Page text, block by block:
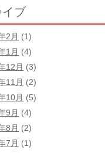
イブ
2月 (1)
1月 (4)
12月 (3)
11月 (2)
10月 (5)
9月 (4)
8月 (2)
7月 (1)